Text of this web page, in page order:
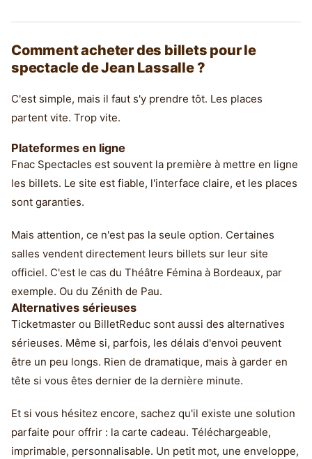
Comment acheter des billets pour le
spectacle de Jean Lassalle ?
C'est simple, mais il faut s'y prendre tôt. Les places
partent vite. Trop vite.
Plateformes en ligne
Fnac Spectacles est souvent la première à mettre en ligne
les billets. Le site est fiable, l'interface claire, et les places
sont garanties.
Mais attention, ce n'est pas la seule option. Certaines
salles vendent directement leurs billets sur leur site
officiel. C'est le cas du Théâtre Fémina à Bordeaux, par
exemple. Ou du Zénith de Pau.
Alternatives sérieuses
Ticketmaster ou BilletReduc sont aussi des alternatives
sérieuses. Même si, parfois, les délais d'envoi peuvent
être un peu longs. Rien de dramatique, mais à garder en
tête si vous êtes dernier de la dernière minute.
Et si vous hésitez encore, sachez qu'il existe une solution
parfaite pour offrir : la carte cadeau. Téléchargeable,
imprimable, personnalisable. Un petit mot, une enveloppe,